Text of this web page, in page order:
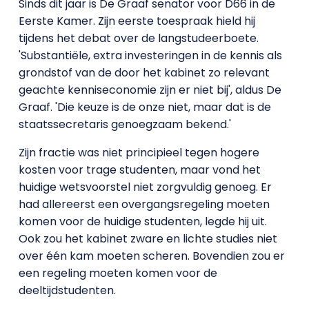
Sinds dit jaar is De Graaf senator voor D66 in de
Eerste Kamer. Zijn eerste toespraak hield hij
tijdens het debat over de langstudeerboete.
'Substantiële, extra investeringen in de kennis als
grondstof van de door het kabinet zo relevant
geachte kenniseconomie zijn er niet bij', aldus De
Graaf. 'Die keuze is de onze niet, maar dat is de
staatssecretaris genoegzaam bekend.'
Zijn fractie was niet principieel tegen hogere
kosten voor trage studenten, maar vond het
huidige wetsvoorstel niet zorgvuldig genoeg. Er
had allereerst een overgangsregeling moeten
komen voor de huidige studenten, legde hij uit.
Ook zou het kabinet zware en lichte studies niet
over één kam moeten scheren. Bovendien zou er
een regeling moeten komen voor de
deeltijdstudenten.